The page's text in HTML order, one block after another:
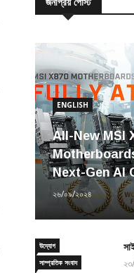
ENGLISH
All-New MSI
Next-Gen AI
২৬/০৯/২০২৪
উদ্যোগ
সাম্প্রতিক সংবাদ